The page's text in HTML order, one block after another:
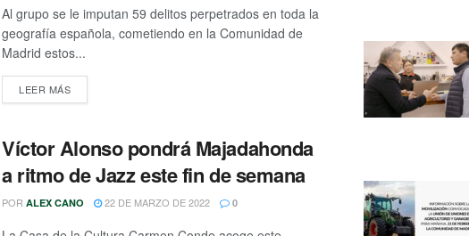
Al grupo se le imputan 59 delitos perpetrados en toda la
geografía española, cometiendo en la Comunidad de
Madrid estos...
LEER MÁSDETAILS
Víctor Alonso pondrá Majadahonda
a ritmo de Jazz este fin de semana
POR ALEX CANO 22 DE MARZO DE 2022 0